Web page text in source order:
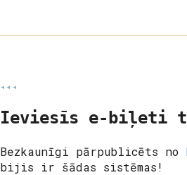
◂◂◂
Ieviesīs e-biļeti
Bezkaunīgi pārpublicēts no
bijis ir šādas sistēmas!